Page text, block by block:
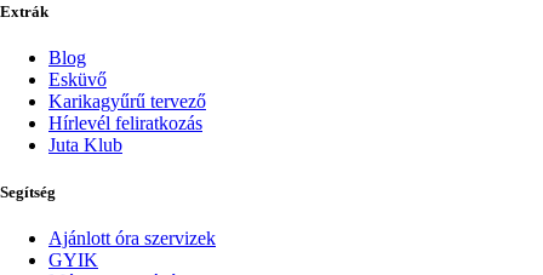
Extrák
Blog
Esküvő
Karikagyűrű tervező
Hírlevél feliratkozás
Juta Klub
Segítség
Ajánlott óra szervizek
GYIK